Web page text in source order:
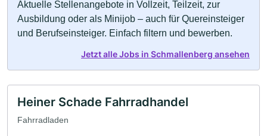
Aktuelle Stellenangebote in Vollzeit, Teilzeit, zur
Ausbildung oder als Minijob – auch für Quereinsteiger
und Berufseinsteiger. Einfach filtern und bewerben.
Jetzt alle Jobs in Schmallenberg ansehen
Heiner Schade Fahrradhandel
Fahrradladen